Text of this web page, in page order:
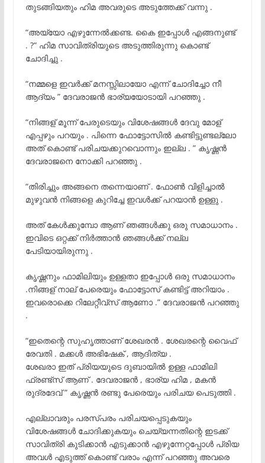
തുടങ്ങിയതും ഹിമ അവരുടെ അടുത്തേക്ക് വന്നു .
“അയ്യോ എഴുന്നേൽക്കണ്ട. കൈ ഇപ്പോൾ എങ്ങനുണ്ട്
. ?” ഹിമ സാവിത്രിയുടെ അടുത്തിരുന്നു കൊണ്ട്
ചോദിച്ചു .
“നമ്മളെ ഇവർക്ക് മനസ്സിലായോ എന്ന് ചോദിച്ചോ നീ
ആദ്യം ” ദേവരാജൻ ഭാര്യയോടായി പറഞ്ഞു .
“നിങ്ങള് മൂന്ന് പേരുടെയും വിശേഷങ്ങൾ ദേവു മോള്
എപ്പഴും പറയും . പിന്നെ ഫോട്ടോസിൽ കണ്ടിട്ടുണ്ടല്ലോ
അത് കൊണ്ട് പരിചയക്കുറവൊന്നും ഇല്ല . ” കൃഷ്ണൻ
ദേവരാജനെ നോക്കി പറഞ്ഞു .
“തിരിച്ചും അങ്ങനെ തന്നെയാണ് . ഫോൺ വിളിച്ചാൽ
മുഴുവൻ നിങ്ങളെ കുറിച്ചേ ഇവൾക്ക് പറയാൻ ഉള്ളു .
അത് കേൾക്കുമ്പോ ആണ് ഞങ്ങൾക്കു ഒരു സമാധാനം .
ഇവിടെ ഒറ്റക്ക് നിർത്താൻ ഞങ്ങൾക്ക് നല്ല
പേടിയായിരുന്നു .
കൃഷ്ണനും ഫാമിലിയും ഉള്ളതാ ഇപ്പോൾ ഒരു സമാധാനം
.നിങ്ങള് നാല് പേരെയും ഫോട്ടോസ് കണ്ടിട്ട് അറിയാം .
ഇവരൊക്കെ റിലേറ്റീവ്സ് ആണോ .” ദേവരാജൻ പറഞ്ഞു
.
“ഇതെന്റെ സുഹൃത്താണ് ശേഖരൻ . ശേഖരന്റെ വൈഫ്
രേവതി . മക്കൾ അഭിഷേക് , ആദിത്യ .
ശേഖരാ ഇത് പ്രിയയുടെ ദുബായിൽ ഉള്ള ഫാമിലി
ഫ്രണ്ട്‌സ് ആണ് . ദേവരാജൻ , ഭാര്യ ഹിമ , മകൻ
രുദ്രദേവ് ” കൃഷ്ണൻ രണ്ടു പേരെയും പരിചയ പെടുത്തി .
എല്ലാവരും പരസ്പരം പരിചയപ്പെടുകയും
വിശേഷങ്ങൾ ചോദിക്കുകയും ചെയ്യന്നതിന്റെ ഇടക്ക്
സാവിത്രി കുടിക്കാൻ എടുക്കാൻ എഴുന്നേറ്റപ്പോൾ പ്രിയ
അവൾ എടുത്ത് കൊണ്ട് വരാം എന്ന് പറഞ്ഞു അവരെ